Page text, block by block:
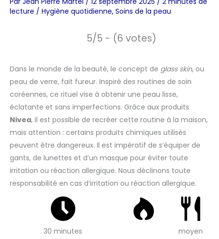
lecture / Hygiène quotidienne, Soins de la peau
5/5 - (6 votes)
Dans le monde de la beauté, le concept de glass skin, ou
peau de verre, fait fureur. Inspiré des routines de soin
coréennes, ce rituel vise à obtenir une peau lisse,
éclatante et sans imperfections. Grâce aux produits
Nivea, il est possible de recréer cette routine à la maison,
mais attention : certains produits chimiques utilisés
peuvent être dangereux. Il est impératif de s’équiper de
gants, de lunettes et d’un masque pour éviter toute
irritation ou réaction allergique. Nous déclinons toute
responsabilité en cas d’irritation ou réaction allergique.
30 minutes moyen